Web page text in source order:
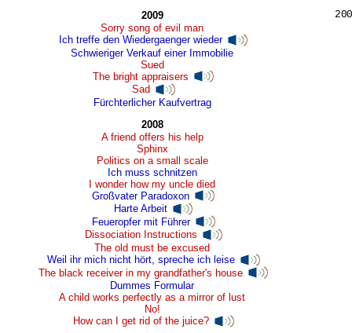
2009
Sorry song of evil man
Ich treffe den Wiedergaenger wieder
Schwieriger Verkauf einer Immobilie
Sued
The bright appraisers
Sad
Fürchterlicher Kaufvertrag
2008
A friend offers his help
Sphinx
Politics on a small scale
Ich muss schnitzen
I wonder how my uncle died
Großvater Paradoxon
Harte Arbeit
Feueropfer mit Führer
Dissociation Instructions
The old must be excused
Weil ihr mich nicht hört, spreche ich leise
The black receiver in my grandfather's house
Dummes Formular
A child works perfectly as a mirror of lust
No!
How can I get rid of the juice?